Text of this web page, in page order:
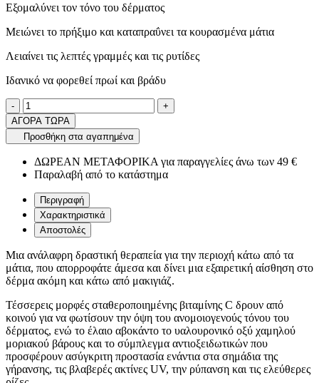
Εξομαλύνει τον τόνο του δέρματος
Μειώνει το πρήξιμο και καταπραΰνει τα κουρασμένα μάτια
Λειαίνει τις λεπτές γραμμές και τις ρυτίδες
Ιδανικό να φορεθεί πρωί και βράδυ
Ποσότητα
-product.increase.quantity +
ΑΓΟΡΑ ΤΩΡΑ
Προσθήκη στα αγαπημένα
ΔΩΡΕΑΝ ΜΕΤΑΦΟΡΙΚΑ για παραγγελίες άνω των 49 €
Παραλαβή από το κατάστημα
Περιγραφή
Χαρακτηριστικά
Αποστολές
Μια ανάλαφρη δραστική θεραπεία για την περιοχή κάτω από τα
μάτια, που απορροφάτε άμεσα και δίνει μια εξαιρετική αίσθηση στο
δέρμα ακόμη και κάτω από μακιγιάζ.
Τέσσερεις μορφές σταθεροποιημένης βιταμίνης C δρουν από
κοινού για να φωτίσουν την όψη του ανομοιογενούς τόνου του
δέρματος, ενώ το έλαιο αβοκάντο το υαλουρονικό οξύ χαμηλού
μοριακού βάρους και το σύμπλεγμα αντιοξειδωτικών που
προσφέρουν ασύγκριτη προστασία ενάντια στα σημάδια της
γήρανσης, τις βλαβερές ακτίνες UV, την ρύπανση και τις ελεύθερες